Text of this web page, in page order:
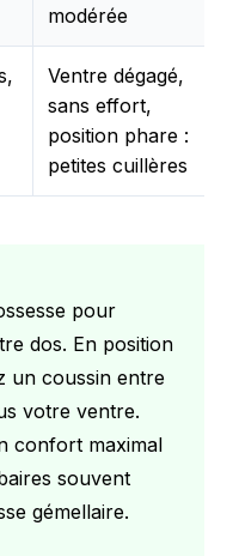
modérée
Ventre dégagé,
sans effort,
position phare :
petites cuillères
pour
dos. En position
un coussin entre
votre ventre.
confort maximal
souvent
gémellaire.